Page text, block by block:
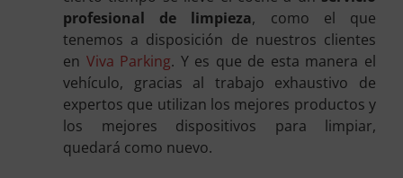
profesional de limpieza, como el que
tenemos a disposición de nuestros clientes
en Viva Parking. Y es que de esta manera el
vehículo, gracias al trabajo exhaustivo de
expertos que utilizan los mejores productos y
los mejores dispositivos para limpiar,
quedará como nuevo.